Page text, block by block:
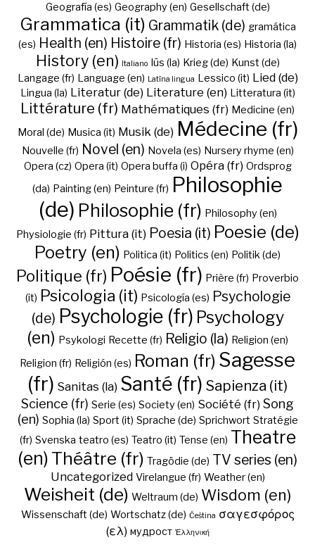
Geografía (es) Geography (en) Gesellschaft (de)
Grammatica (it) Grammatik (de) gramática
(es) Health (en) Histoire (fr) Historia (es) Historia (la)
History (en) Italiano Iūs (la) Krieg (de) Kunst (de)
Langage (fr) Language (en) Latīna lingua Lessico (it) Lied (de)
Lingua (la) Literatur (de) Literature (en) Litteratura (it)
Littérature (fr) Mathématiques (fr) Medicine (en)
Moral (de) Musica (it) Musik (de) Médecine (fr)
Nouvelle (fr) Novel (en) Novela (es) Nursery rhyme (en)
Opera (cz) Opera (it) Opera buffa (i) Opéra (fr) Ordsprog
(da) Painting (en) Peinture (fr) Philosophie
(de) Philosophie (fr) Philosophy (en)
Physiologie (fr) Pittura (it) Poesia (it) Poesie (de)
Poetry (en) Politica (it) Politics (en) Politik (de)
Politique (fr) Poésie (fr) Prière (fr) Proverbio
(it) Psicologia (it) Psicología (es) Psychologie
(de) Psychologie (fr) Psychology
(en) Psykologi Recette (fr) Religio (la) Religion (en)
Religion (fr) Religión (es) Roman (fr) Sagesse
(fr) Sanitas (la) Santé (fr) Sapienza (it)
Science (fr) Serie (es) Society (en) Société (fr) Song
(en) Sophia (la) Sport (it) Sprache (de) Sprichwort Stratégie
(fr) Svenska teatro (es) Teatro (it) Tense (en) Theatre
(en) Théâtre (fr) Tragödie (de) TV series (en)
Uncategorized Virelangue (fr) Weather (en)
Weisheit (de) Weltraum (de) Wisdom (en)
Wissenschaft (de) Wortschatz (de) Čeština σαγεσφόρος
(ελ) мудрост Ἑλληνική